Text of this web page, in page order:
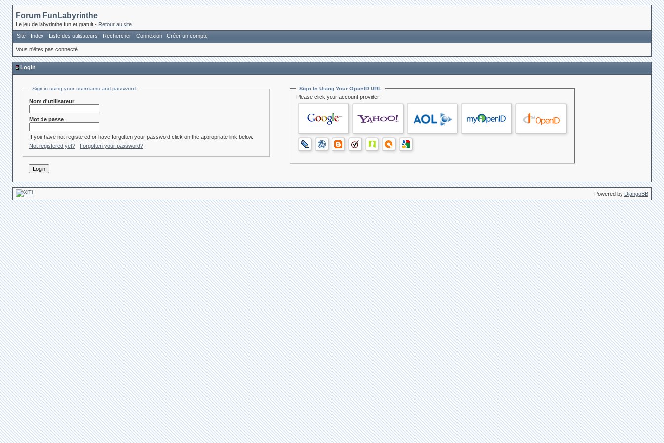
Forum FunLabyrinthe
Le jeu de labyrinthe fun et gratuit - Retour au site
Site
Index Liste des utilisateurs Rechercher Connexion Créer un compte
Vous n'êtes pas connecté.
Login
Sign in using your username and password
Nom d'utilisateur
Mot de passe
If you have not registered or have forgotten your password click on the appropriate link below.
Not registered yet?
Forgotten your password?
Sign In Using Your OpenID URL
Please click your account provider:
Powered by DjangoBB